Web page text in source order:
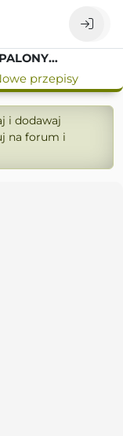
KNEDLE TRUSKAWKOWE Z PALONYM MASŁEM I CUKREM
przepisy
i dodawaj
na forum i